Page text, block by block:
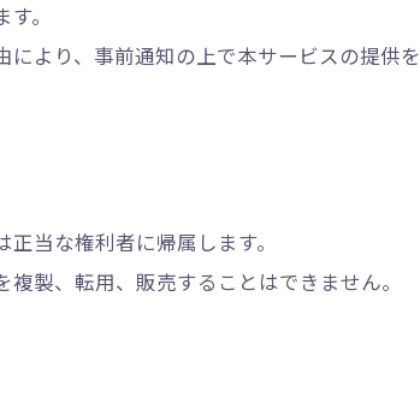
。
より、事前通知の上で本サービスの提供を
当な権利者に帰属します。
製、転用、販売することはできません。